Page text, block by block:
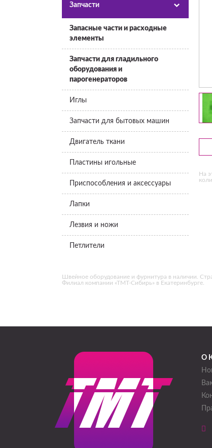
Запчасти
Запасные части и расходные
элементы
Запчасти для гладильного
оборудования и
парогенераторов
Иглы
Запчасти для бытовых машин
Двигатель ткани
Пластины игольные
Приспособления и аксессуары
Лапки
Лезвия и ножи
Петлители
На
Швейное оборудование и фурнитура в наличии.
Филиал компании «ТМТ-Сибирь» в Екатеринбурге.
О